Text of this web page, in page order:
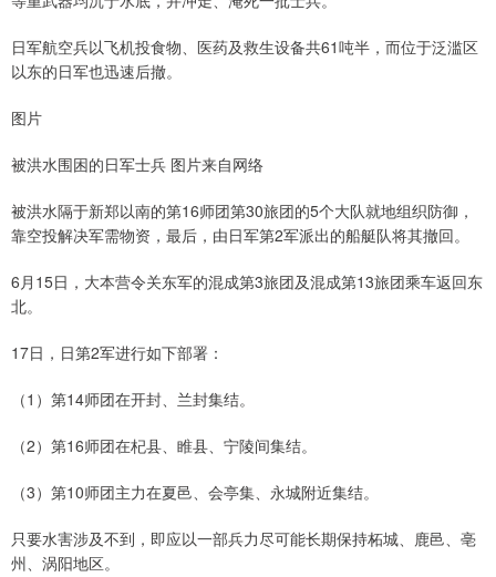
日军航空兵以飞机投食物、医药及救生设备共61吨半，而位于泛滥区
以东的日军也迅速后撤。
图片
被洪水围困的日军士兵 图片来自网络
被洪水隔于新郑以南的第16师团第30旅团的5个大队就地组织防御，
靠空投解决军需物资，最后，由日军第2军派出的船艇队将其撤回。
6月15日，大本营令关东军的混成第3旅团及混成第13旅团乘车返回东
北。
17日，日第2军进行如下部署：
（1）第14师团在开封、兰封集结。
（2）第16师团在杞县、睢县、宁陵间集结。
（3）第10师团主力在夏邑、会亭集、永城附近集结。
只要水害涉及不到，即应以一部兵力尽可能长期保持柘城、鹿邑、亳
州、涡阳地区。